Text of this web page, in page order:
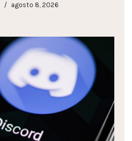
agosto 8, 2026